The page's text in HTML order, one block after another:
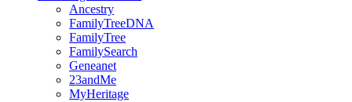
Ancestry
FamilyTreeDNA
FamilyTree
FamilySearch
Geneanet
23andMe
MyHeritage